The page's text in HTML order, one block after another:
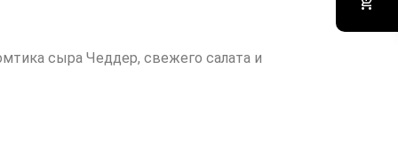
сыра Чеддер, свежего салата и